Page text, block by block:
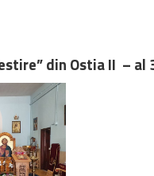
din Ostia II –